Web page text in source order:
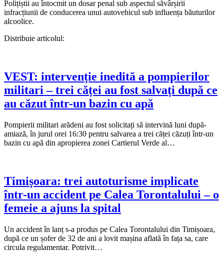
Polițiștii au întocmit un dosar penal sub aspectul săvârșirii
infracțiunii de conducerea unui autovehicul sub influența băuturilor
alcoolice.
Distribuie articolul:
VEST: intervenție inedită a pompierilor
militari – trei căței au fost salvați după ce
au căzut într-un bazin cu apă
Pompierii militari arădeni au fost solicitați să intervină luni după-
amiază, în jurul orei 16:30 pentru salvarea a trei căței căzuți într-un
bazin cu apă din apropierea zonei Cartierul Verde al…
Timișoara: trei autoturisme implicate
într-un accident pe Calea Torontalului – o
femeie a ajuns la spital
Un accident în lanț s-a produs pe Calea Torontalului din Timișoara,
după ce un șofer de 32 de ani a lovit mașina aflată în fața sa, care
circula regulamentar. Potrivit…